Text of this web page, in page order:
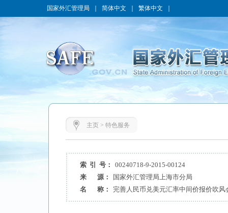
国家外汇管理局 简体中文 繁体中文
主页> 特色服务
索 引 号：
00240718-9-2015-00124
来 源：
国家外汇管理局上海市分局
名 称：
完善人民币兑美元汇率中间价报价吹风